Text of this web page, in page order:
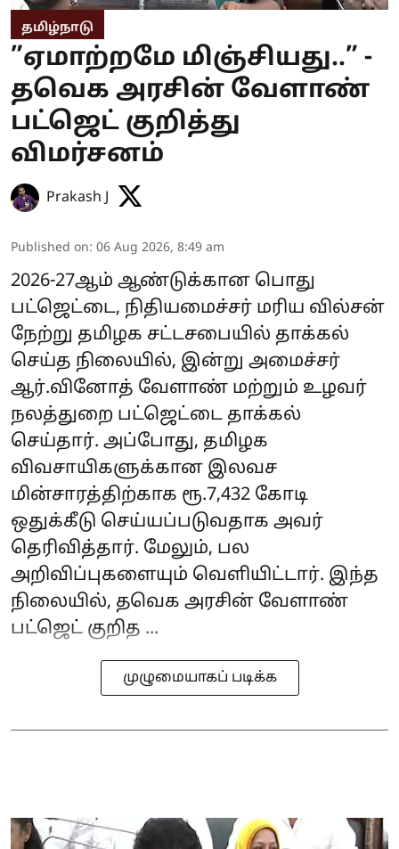
தமிழ்நாடு
”ஏமாற்றமே மிஞ்சியது..” -
தவெக அரசின் வேளாண்
பட்ஜெட் குறித்து
விமர்சனம்
Prakash J
Published on: 06 Aug 2026, 8:49 am
2026-27ஆம் ஆண்டுக்கான பொது
பட்ஜெட்டை, நிதியமைச்சர் மரிய வில்சன்
நேற்று தமிழக சட்டசபையில் தாக்கல்
செய்த நிலையில், இன்று அமைச்சர்
ஆர்.வினோத் வேளாண் மற்றும் உழவர்
நலத்துறை பட்ஜெட்டை தாக்கல்
செய்தார். அப்போது, தமிழக
விவசாயிகளுக்கான இலவச
மின்சாரத்திற்காக ரூ.7,432 கோடி
ஒதுக்கீடு செய்யப்படுவதாக அவர்
தெரிவித்தார். மேலும், பல
அறிவிப்புகளையும் வெளியிட்டார். இந்த
நிலையில், தவெக அரசின் வேளாண்
பட்ஜெட் குறித ...
முழுமையாகப் படிக்க